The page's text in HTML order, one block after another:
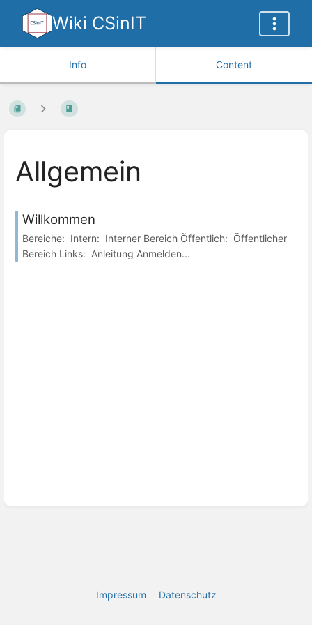
Wiki CSinIT
Info Content
Allgemein
Willkommen
Bereiche: Intern: Interner Bereich Öffentlich: Öffentlicher
Bereich Links: Anleitung Anmelden...
Impressum Datenschutz